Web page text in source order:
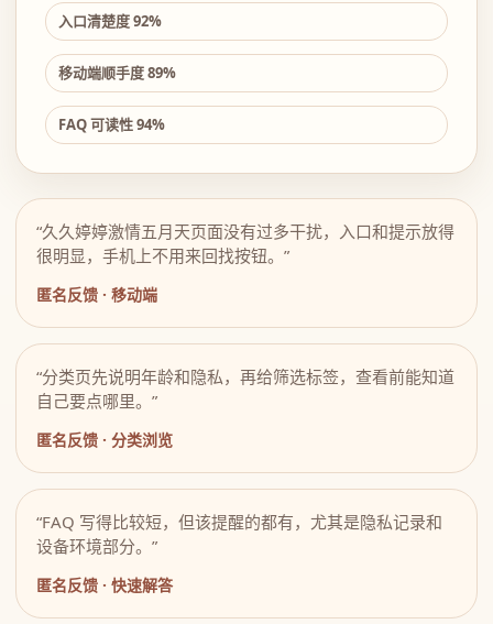
入口清楚度 92%
移动端顺手度 89%
FAQ 可读性 94%
“久久婷婷激情五月天页面没有过多干扰，入口和提示放得
很明显，手机上不用来回找按钮。”
匿名反馈 · 移动端
“分类页先说明年龄和隐私，再给筛选标签，查看前能知道
自己要点哪里。”
匿名反馈 · 分类浏览
“FAQ 写得比较短，但该提醒的都有，尤其是隐私记录和
设备环境部分。”
匿名反馈 · 快速解答